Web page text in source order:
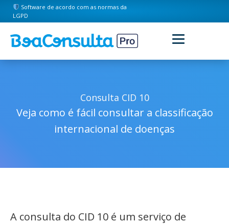
Software de acordo com as normas da
LGPD
Consulta CID 10
Veja como é fácil consultar a classificação
internacional de doenças
A consulta do CID 10 é um serviço de